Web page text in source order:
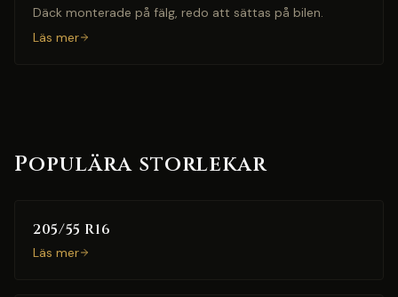
Däck monterade på fälg, redo att sättas på bilen.
Läs mer
Populära storlekar
205/55 R16
Läs mer